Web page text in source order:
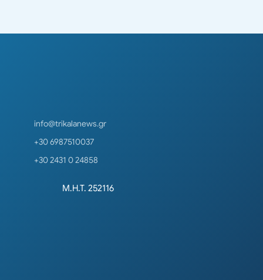
info@trikalanews.gr
+30 6987510037
+30 2431 0 24858
Μ.Η.Τ. 252116